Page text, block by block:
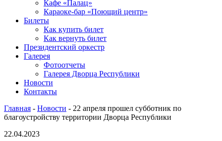
Кафе «Палац»
Караоке-бар «Поющий центр»
Билеты
Как купить билет
Как вернуть билет
Президентский оркестр
Галерея
Фотоотчеты
Галерея Дворца Республики
Новости
Контакты
Главная - Новости - 22 апреля прошел субботник по
благоустройству территории Дворца Республики
22.04.2023